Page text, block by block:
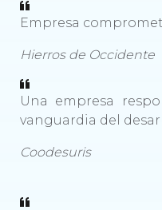
Empresa
Hierros de Occidente
Una empresa
vanguardia del
Coodesuris